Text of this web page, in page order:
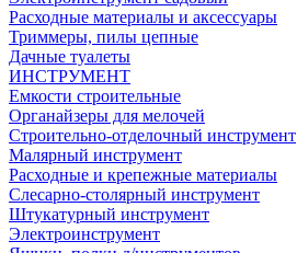
Расходные материалы и аксессуары
Триммеры, пилы цепные
Дачные туалеты
ИНСТРУМЕНТ
Емкости строительные
Органайзеры для мелочей
Строительно-отделочный инструмент
Малярный инструмент
Расходные и крепежные материалы
Слесарно-столярный инструмент
Штукатурный инструмент
Электроинструмент